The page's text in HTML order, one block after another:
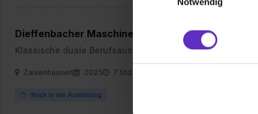
(„Statistiken“), um
und Analysen
Partner führen diese
zu. . In diesem Fall
einverstanden, dass dir
Dieffenbacher Maschinenfabrik GmbH
Klassische duale Berufsausbildung
Zaisenhausen 2025 7 Std. pro Tag
Noch in der Ausbildung